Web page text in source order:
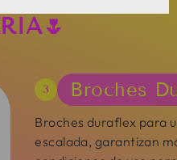
3 Broches
Broches duraflex para
escalada, garantizan